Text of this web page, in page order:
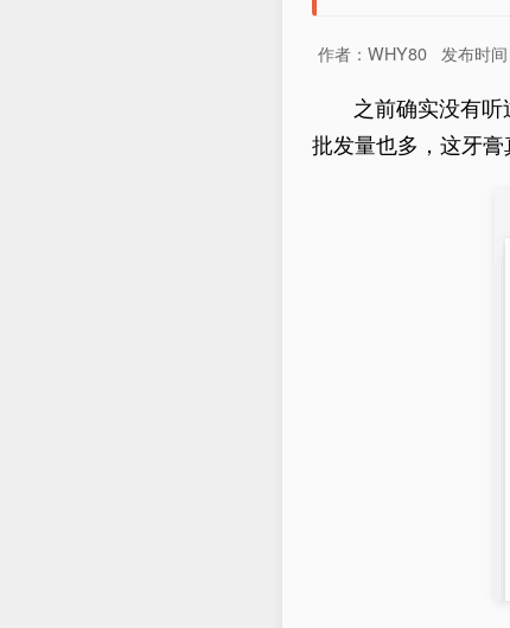
作者：WHY80 发布时
之前确实没有
批发量也多，这牙膏